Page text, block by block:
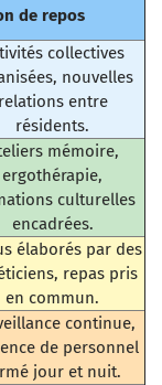
de repos
collectives
nouvelles
relations entre
résidents.
mémoire,
ergothérapie,
culturelles
encadrées.
élaborés par des
repas pris
en commun.
continue,
de personnel
jour et nuit.